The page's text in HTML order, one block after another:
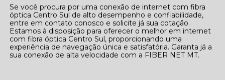
Se você procura por uma conexão de internet com fibra
óptica Centro Sul de alto desempenho e confiabilidade,
entre em contato conosco e solicite já sua cotação.
Estamos à disposição para oferecer o melhor em internet
com fibra óptica Centro Sul, proporcionando uma
experiência de navegação única e satisfatória. Garanta já a
sua conexão de alta velocidade com a FIBER NET MT.